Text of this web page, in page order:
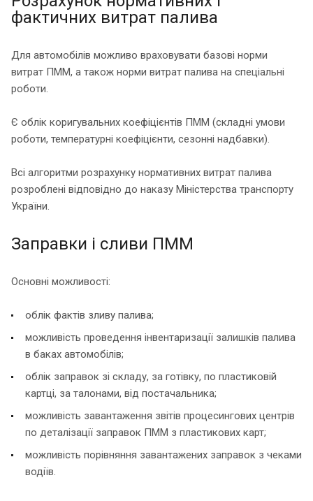
фактичних витрат палива
Для автомобілів можливо враховувати базові норми
витрат ПММ, а також норми витрат палива на спеціальні
роботи.
Є облік коригувальних коефіцієнтів ПММ (складні умови
роботи, температурні коефіцієнти, сезонні надбавки).
Всі алгоритми розрахунку нормативних витрат палива
розроблені відповідно до наказу Міністерства транспорту
України.
Заправки і сливи ПММ
Основні можливості:
облік фактів зливу палива;
можливість проведення інвентаризації залишків палива
в баках автомобілів;
облік заправок зі складу, за готівку, по пластиковій
картці, за талонами, від постачальника;
можливість завантаження звітів процесингових центрів
по деталізації заправок ПММ з пластикових карт;
можливість порівняння завантажених заправок з чеками
водіїв.